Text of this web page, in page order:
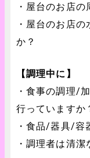
・屋台のお店
・屋台のお店
か？
【調理中に】
・食事の調理/
行っていますか
・食品/器具/容
・調理者は清